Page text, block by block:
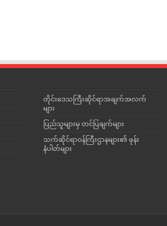
တိုင်းဒေသကြီးဆိုင်ရာအချက်အလက်
များ
ပြည်သူများမှ တင်ပြချက်များ
သက်ဆိုင်ရာဝန်ကြီးဌာနများ၏ ဖုန်း
နံပါတ်များ